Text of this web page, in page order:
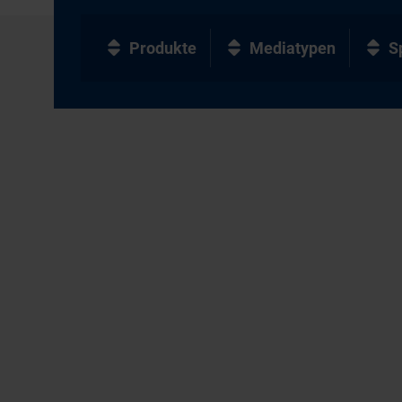
Produkte Mediatypen